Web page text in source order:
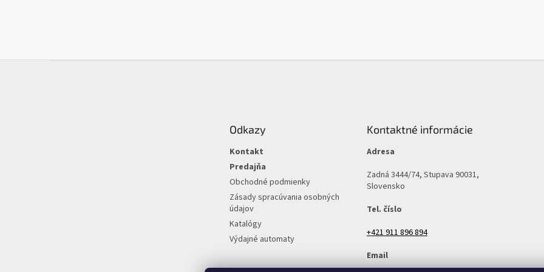
ý
Odkazy
Kontakt
Predajňa
Obchodné podmienky
Zásady spracúvania osobných
údajov
Katalógy
Výdajné automaty
Kontaktné informácie
Adresa
Zadná 3444/74, Stupava 90031,
Slovensko
Tel. číslo
+421 911 896 894
Email